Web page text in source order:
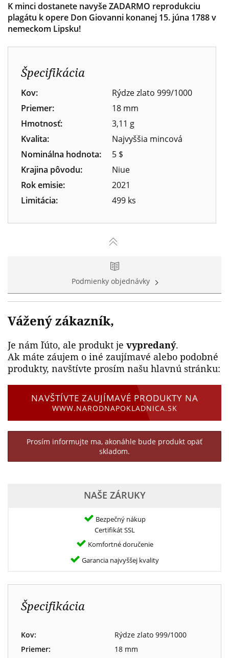
K minci dostanete navyše ZADARMO reprodukciu
plagátu k opere Don Giovanni konanej 15. júna 1788 v
nemeckom Lipsku!
Špecifikácia
Kov:
Rýdze zlato 999/1000
Priemer:
18 mm
Hmotnosť:
3,11 g
Kvalita:
Najvyššia mincová
Nominálna hodnota:
5 $
Krajina pôvodu:
Niue
Rok emisie:
2021
Limitácia:
499 ks
Podmienky objednávky
Vážený zákazník,
Je nám ľúto, ale produkt je vypredaný.
Ak máte záujem o iné zaujímavé alebo podobné
produkty, navštívte prosím našu hlavnú stránku:
NAVŠTÍVTE ZAUJÍMAVÉ PRODUKTY NA
WWW.NARODNAPOKLADNICA.SK
Prosím informujte ma, akonáhle bude produkt opäť
skladom.
NAŠE ZÁRUKY
Bezpečný nákup
Certifikát SSL
Komfortné doručenie
Garancia najvyššej kvality
Špecifikácia
Kov:
Rýdze zlato 999/1000
Priemer:
18 mm